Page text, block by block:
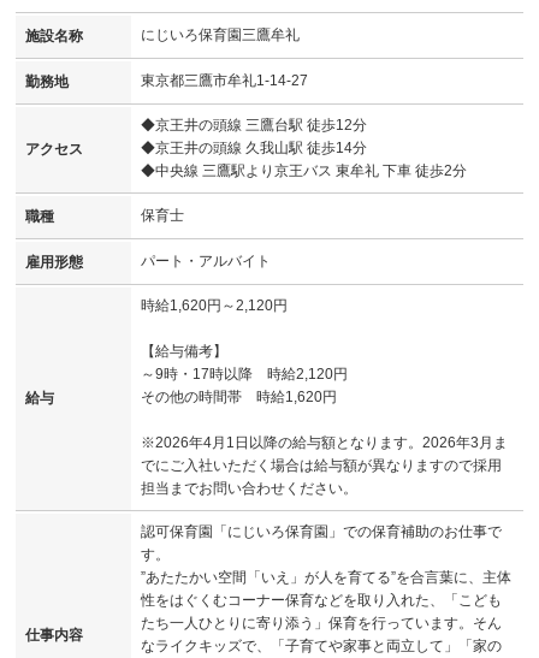
施設名称 にじいろ保育園三鷹牟礼
勤務地 東京都三鷹市牟礼1-14-27
アクセス
◆京王井の頭線 三鷹台駅 徒歩12分
◆京王井の頭線 久我山駅 徒歩14分
◆中央線 三鷹駅より京王バス 東牟礼 下車 徒歩2分
職種 保育士
雇用形態 パート・アルバイト
給与
時給1,620円～2,120円
【給与備考】
～9時・17時以降 時給2,120円
その他の時間帯 時給1,620円
※2026年4月1日以降の給与額となります。2026年3月ま
でにご入社いただく場合は給与額が異なりますので採用
担当までお問い合わせください。
仕事内容
認可保育園「にじいろ保育園」での保育補助のお仕事で
す。
”あたたかい空間「いえ」が人を育てる”を合言葉に、主体
性をはぐくむコーナー保育などを取り入れた、「こども
たち一人ひとりに寄り添う」保育を行っています。そん
なライクキッズで、「子育てや家事と両立して」「家の